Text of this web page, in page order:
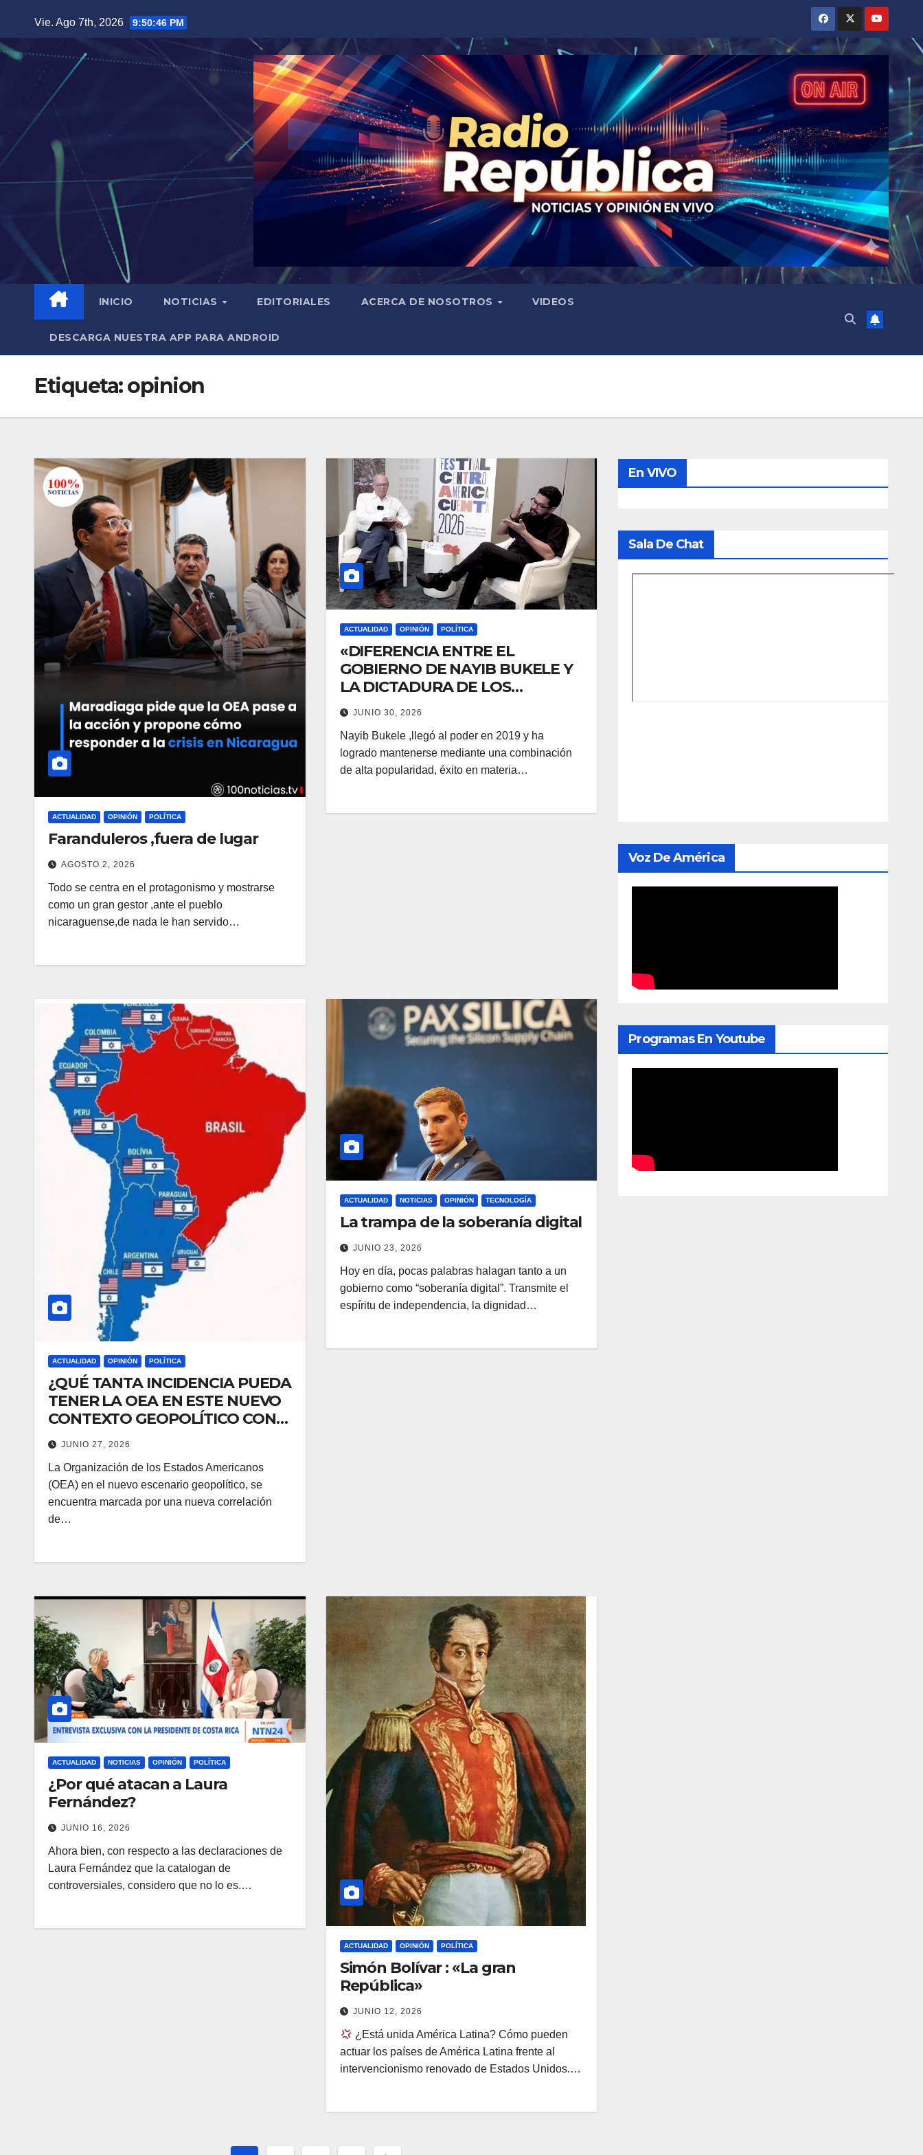
contenido
Vie. Ago 7th, 2026 9:50:47 PM
INICIO NOTICIAS EDITORIALES ACERCA DE NOSOTROS VIDEOS
DESCARGA NUESTRA APP PARA ANDROID
Etiqueta:opinion
ACTUALIDAD OPINIÓN POLÍTICA
Faranduleros ,fuera de lugar
AGOSTO 2, 2026
Todo se centra en el protagonismo y mostrarse
como un gran gestor ,ante el pueblo
nicaraguense,de nada le han servido…
ACTUALIDAD OPINIÓN POLÍTICA
«DIFERENCIA ENTRE EL
GOBIERNO DE NAYIB BUKELE Y
LA DICTADURA DE LOS
MURILLO-ORTEGA»
JUNIO 30, 2026
Nayib Bukele ,llegó al poder en 2019 y ha
logrado mantenerse mediante una combinación
de alta popularidad, éxito en materia…
ACTUALIDAD OPINIÓN POLÍTICA
¿QUÉ TANTA INCIDENCIA PUEDA
TENER LA OEA EN ESTE NUEVO
CONTEXTO GEOPOLÍTICO CON
RESPECTO A NICARAGUA?
JUNIO 27, 2026
La Organización de los Estados Americanos
(OEA) en el nuevo escenario geopolítico, se
encuentra marcada por una nueva correlación
de…
ACTUALIDAD NOTICIAS OPINIÓN TECNOLOGÍA
La trampa de la soberanía digital
JUNIO 23, 2026
Hoy en día, pocas palabras halagan tanto a un
gobierno como “soberanía digital”. Transmite el
espíritu de independencia, la dignidad…
ACTUALIDAD NOTICIAS OPINIÓN POLÍTICA
¿Por qué atacan a Laura
Fernández?
JUNIO 16, 2026
Ahora bien, con respecto a las declaraciones de
Laura Fernández que la catalogan de
controversiales, considero que no lo es.…
ACTUALIDAD OPINIÓN POLÍTICA
Simón Bolívar : «La gran
República»
JUNIO 12, 2026
¿Está unida América Latina? Cómo pueden
actuar los países de América Latina frente al
intervencionismo renovado de Estados Unidos.…
En VIVO
Sala De Chat
Voz De América
Programas En Youtube